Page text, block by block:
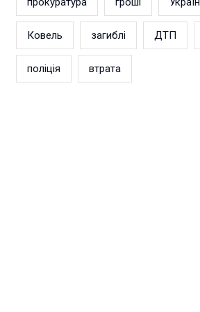
Ковель загиблі ДТП
поліція втрата